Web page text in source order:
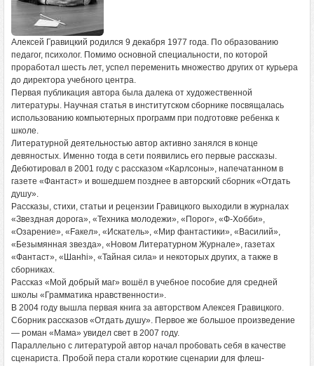
Алексей Гравицкий родился 9 декабря 1977 года. По образованию
педагог, психолог. Помимо основной специальности, по которой
проработал шесть лет, успел переменить множество других от курьера
до директора учебного центра.
Первая публикация автора была далека от художественной
литературы. Научная статья в институтском сборнике посвящалась
использованию компьютерных программ при подготовке ребенка к
школе.
Литературной деятельностью автор активно занялся в конце
девяностых. Именно тогда в сети появились его первые рассказы.
Дебютировал в 2001 году с рассказом «Карлсоны», напечатанном в
газете «Фантаст» и вошедшем позднее в авторский сборник «Отдать
душу».
Рассказы, стихи, статьи и рецензии Гравицкого выходили в журналах
«Звездная дорога», «Техника молодежи», «Порог», «Ф-Хобби»,
«Озарение», «Fакел», «Искатель», «Мир фантастики», «Василий»,
«Безымянная звезда», «Новом Литературном Журнале», газетах
«Фантаст», «Шанhi», «Тайная сила» и некоторых других, а также в
сборниках.
Рассказ «Мой добрый маг» вошёл в учебное пособие для средней
школы «Грамматика нравственности».
В 2004 году вышла первая книга за авторством Алексея Гравицкого.
Сборник рассказов «Отдать душу». Первое же большое произведение
— роман «Мама» увидел свет в 2007 году.
Параллельно с литературой автор начал пробовать себя в качестве
сценариста. Пробой пера стали короткие сценарии для флеш-